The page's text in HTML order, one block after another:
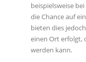
beispielsweise
die Chance auf
bieten dies
einen Ort erfolgt,
werden kann.